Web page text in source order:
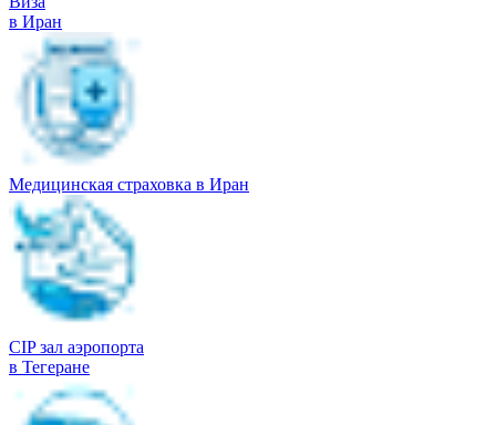
в Иран
Медицинская страховка в Иран
CIP зал аэропорта
в Тегеране